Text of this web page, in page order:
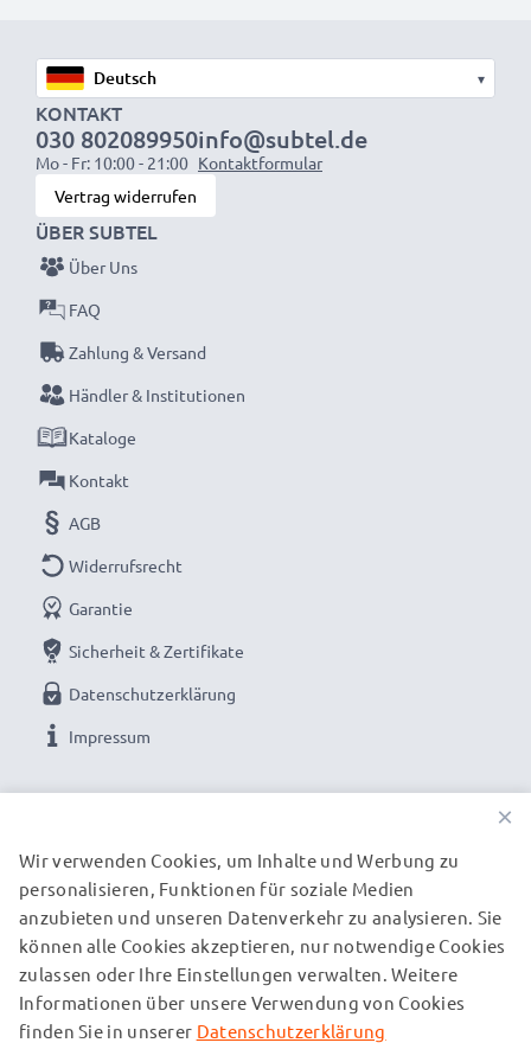
Perfekt für:
✔ Heimkino- und Audiosysteme
✔ Spielekonsolen
✔ Fernseher & Projektoren
✔ DVD- & Blu-ray-Player
✔ Subwoofer & Verstärker
Verbessern Sie Ihr Audio- und Videoerlebnis mit
unseren hochwertigen RCA-Kabeln von subtel –
jetzt bestellen für schnelle Lieferung & 3 Jahre
Garantie!
▾
KONTAKT
030 802089950
Mo - Fr: 10:00 - 21:00
info@subtel.de
Kontaktformular
Vertrag widerrufen
ÜBER SUBTEL
Über Uns
FAQ
Zahlung & Versand
Händler & Institutionen
Kataloge
Kontakt
AGB
Widerrufsrecht
Garantie
Sicherheit & Zertifikate
Datenschutzerklärung
Impressum
UNSERE VERSANDPARTNER
© subtel.de 2026
Alle Preise verstehen sich inklusive Mehrwertsteuer und
zuzüglich Versandkosten. Bitte beachten Sie, dass alle
×
Wir verwenden Cookies, um Inhalte und Werbung zu
personalisieren, Funktionen für soziale Medien
anzubieten und unseren Datenverkehr zu analysieren. Sie
können alle Cookies akzeptieren, nur notwendige Cookies
zulassen oder Ihre Einstellungen verwalten. Weitere
Informationen über unsere Verwendung von Cookies
finden Sie in unserer Datenschutzerklärung